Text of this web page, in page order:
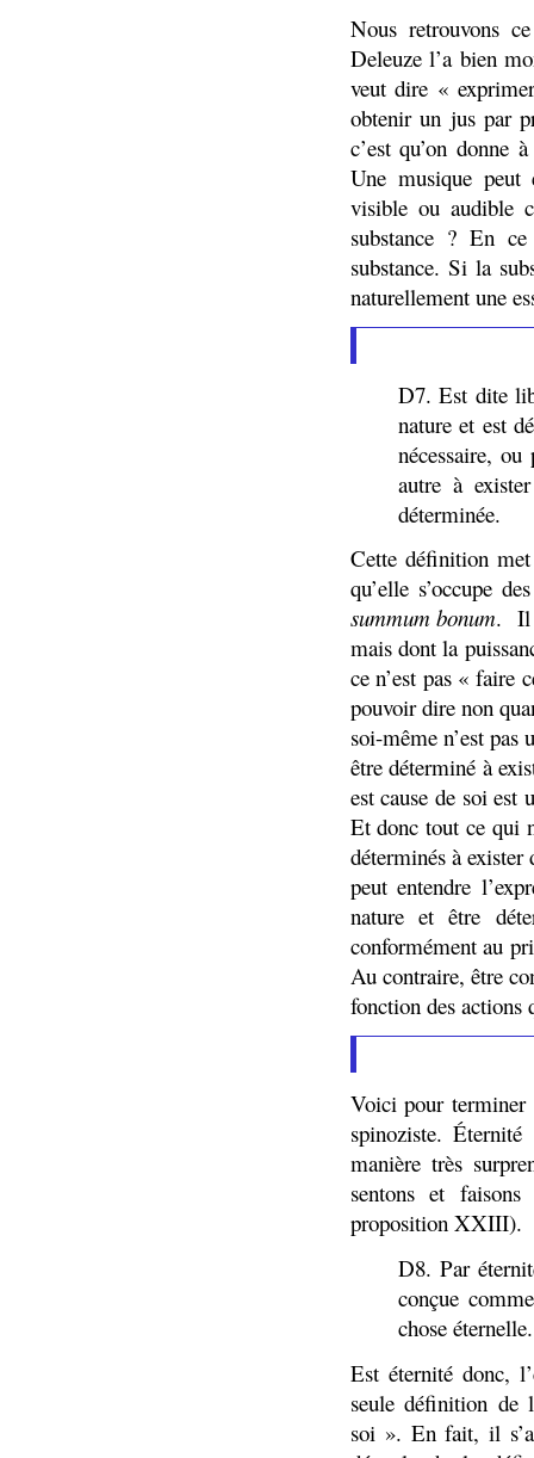
Nous retrouvons
Deleuze l’a bien
veut dire «
obtenir un jus par
c’est qu’on donne
Une musique peut
visible ou audible
substance ? En
substance. Si la
naturellement une
D7. Est dite
nature et est
nécessaire,
autre à
déterminée.
Cette définition
qu’elle s’occupe
summum bonum. Il
mais dont la
ce n’est pas « faire
pouvoir dire non
soi-même n’est
être déterminé à
est cause de soi est
Et donc tout ce qui
déterminés à exister
peut entendre
nature et être
conformément au
Au contraire, être
fonction des actions
Voici pour
spinoziste.
manière très
sentons et
proposition XXIII).
D8. Par
conçue
chose éternelle.
Est éternité donc,
seule définition de
soi ». En fait, il